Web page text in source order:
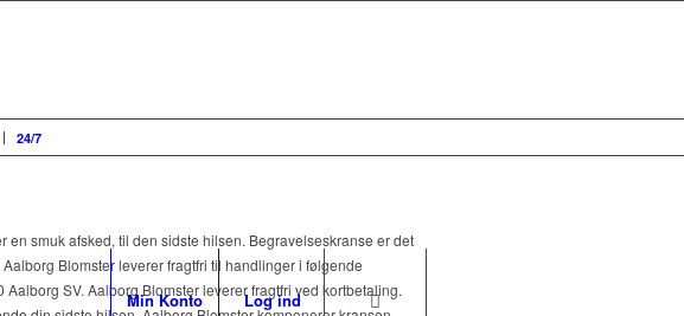
Min Konto Log ind
24/7
smuk afsked, til den sidste hilsen. Begravelseskranse er det
Blomster leverer fragtfri til handlinger i følgende
SV. Aalborg Blomster leverer fragtfri ved kortbetaling.